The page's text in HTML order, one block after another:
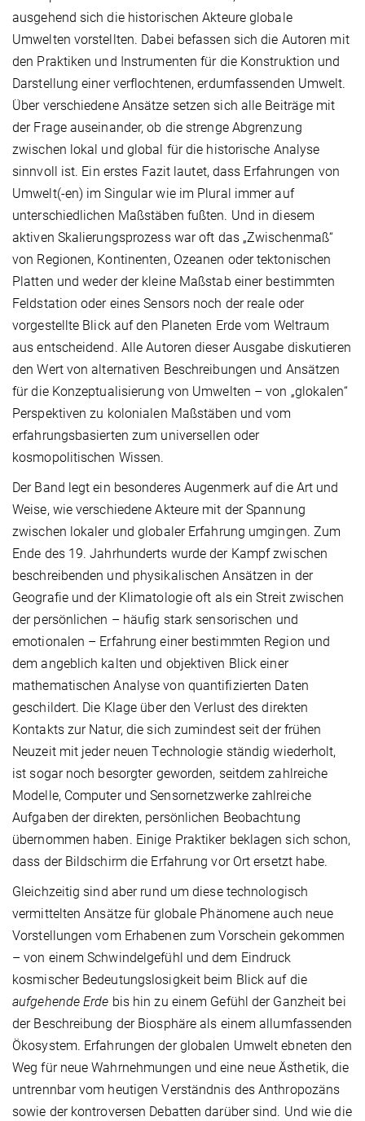
ausgehend sich die historischen Akteure globale
Umwelten vorstellten. Dabei befassen sich die Autoren mit
den Praktiken und Instrumenten für die Konstruktion und
Darstellung einer verflochtenen, erdumfassenden Umwelt.
Über verschiedene Ansätze setzen sich alle Beiträge mit
der Frage auseinander, ob die strenge Abgrenzung
zwischen lokal und global für die historische Analyse
sinnvoll ist. Ein erstes Fazit lautet, dass Erfahrungen von
Umwelt(-en) im Singular wie im Plural immer auf
unterschiedlichen Maßstäben fußten. Und in diesem
aktiven Skalierungsprozess war oft das „Zwischenmaß“
von Regionen, Kontinenten, Ozeanen oder tektonischen
Platten und weder der kleine Maßstab einer bestimmten
Feldstation oder eines Sensors noch der reale oder
vorgestellte Blick auf den Planeten Erde vom Weltraum
aus entscheidend. Alle Autoren dieser Ausgabe diskutieren
den Wert von alternativen Beschreibungen und Ansätzen
für die Konzeptualisierung von Umwelten – von „glokalen“
Perspektiven zu kolonialen Maßstäben und vom
erfahrungsbasierten zum universellen oder
kosmopolitischen Wissen.
Der Band legt ein besonderes Augenmerk auf die Art und
Weise, wie verschiedene Akteure mit der Spannung
zwischen lokaler und globaler Erfahrung umgingen. Zum
Ende des 19. Jahrhunderts wurde der Kampf zwischen
beschreibenden und physikalischen Ansätzen in der
Geografie und der Klimatologie oft als ein Streit zwischen
der persönlichen – häufig stark sensorischen und
emotionalen – Erfahrung einer bestimmten Region und
dem angeblich kalten und objektiven Blick einer
mathematischen Analyse von quantifizierten Daten
geschildert. Die Klage über den Verlust des direkten
Kontakts zur Natur, die sich zumindest seit der frühen
Neuzeit mit jeder neuen Technologie ständig wiederholt,
ist sogar noch besorgter geworden, seitdem zahlreiche
Modelle, Computer und Sensornetzwerke zahlreiche
Aufgaben der direkten, persönlichen Beobachtung
übernommen haben. Einige Praktiker beklagen sich schon,
dass der Bildschirm die Erfahrung vor Ort ersetzt habe.
Gleichzeitig sind aber rund um diese technologisch
vermittelten Ansätze für globale Phänomene auch neue
Vorstellungen vom Erhabenen zum Vorschein gekommen
– von einem Schwindelgefühl und dem Eindruck
kosmischer Bedeutungslosigkeit beim Blick auf die
aufgehende Erde bis hin zu einem Gefühl der Ganzheit bei
der Beschreibung der Biosphäre als einem allumfassenden
Ökosystem. Erfahrungen der globalen Umwelt ebneten den
Weg für neue Wahrnehmungen und eine neue Ästhetik, die
untrennbar vom heutigen Verständnis des Anthropozäns
sowie der kontroversen Debatten darüber sind. Und wie die